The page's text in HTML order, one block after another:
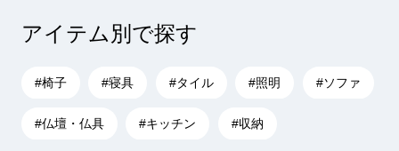
アイテム別で探す
#椅子 #寝具 #タイル #照明 #ソファ
#仏壇・仏具 #キッチン #収納